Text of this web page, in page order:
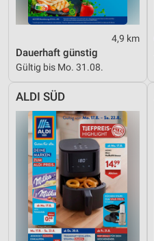
4,9 km
Dauerhaft günstig
Gültig bis Mo. 31.08.
ALDI SÜD